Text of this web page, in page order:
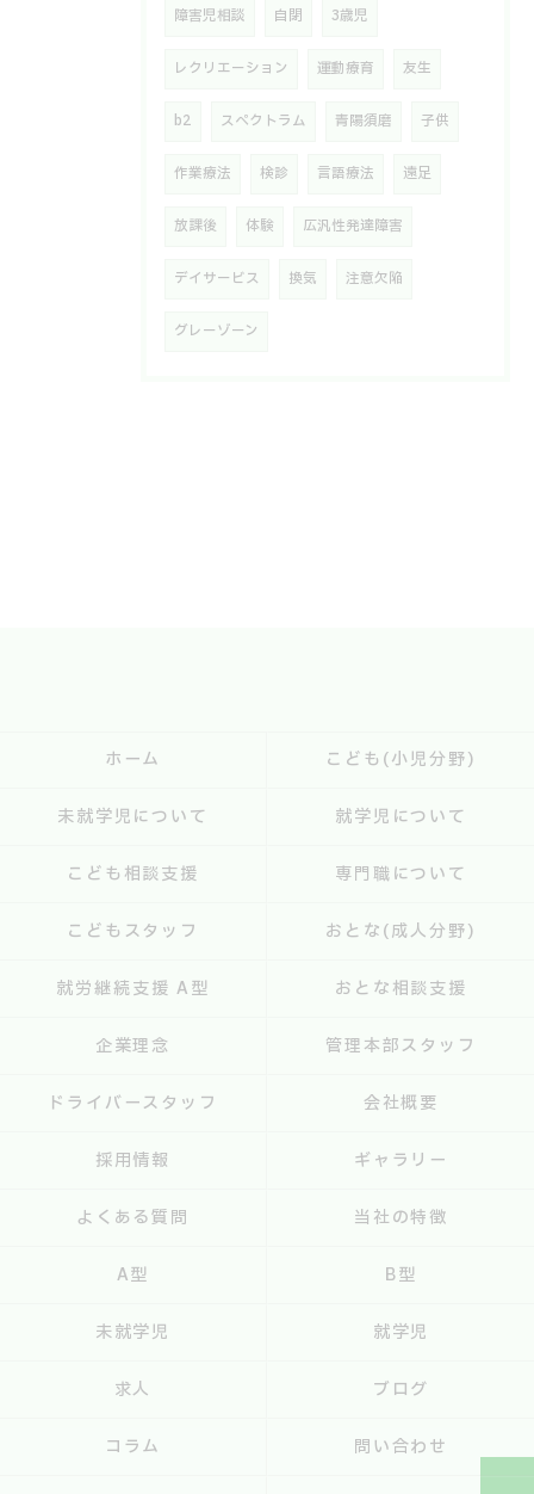
障害児相談 自閉 3歳児
レクリエーション 運動療育 友生
b2 スペクトラム 青陽須磨 子供
作業療法 検診 言語療法 遠足
放課後 体験 広汎性発達障害
デイサービス 換気 注意欠陥
グレーゾーン
ホーム こども(小児分野)
未就学児について 就学児について
こども相談支援 専門職について
こどもスタッフ おとな(成人分野)
就労継続支援 A型 おとな相談支援
企業理念 管理本部スタッフ
ドライバースタッフ 会社概要
採用情報 ギャラリー
よくある質問 当社の特徴
A型 B型
未就学児 就学児
求人 ブログ
コラム 問い合わせ